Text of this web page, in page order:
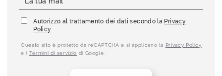
Autorizzo al trattamento dei dati secondo la Privacy
Policy
Questo sito è protetto da reCAPTCHA e si applicano la Privacy Policy
e i Termini di servizio di Google.